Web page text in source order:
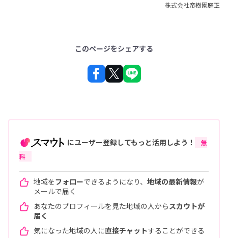
株式会社帝樹園庭正
このページをシェアする
にユーザー登録してもっと活用しよう！
無
料
地域をフォローできるようになり、 地域の最新情報が
メールで届く
あなたのプロフィールを見た地域の人から スカウトが
届く
気になった地域の人に直接チャットすることができる